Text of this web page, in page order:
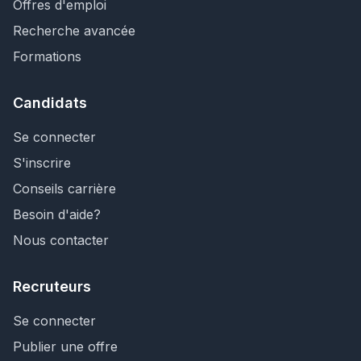
Offres d'emploi
Recherche avancée
Formations
Candidats
Se connecter
S'inscrire
Conseils carrière
Besoin d'aide?
Nous contacter
Recruteurs
Se connecter
Publier une offre